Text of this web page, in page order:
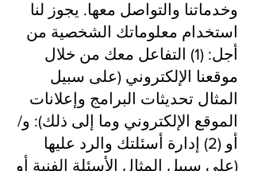
وخدماتنا والتواصل معها. يجوز لنا
استخدام معلوماتك الشخصية من
أجل: (1) التفاعل معك من خلال
موقعنا الإلكتروني (على سبيل
المثال تحديثات البرامج وإعلانات
الموقع الإلكتروني وما إلى ذلك): و/
أو (2) إدارة أسئلتك والرد عليها
(على سبيل المثال الأسئلة الفنية أو